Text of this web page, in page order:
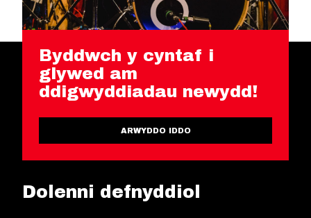
Byddwch y cyntaf i
glywed am
ddigwyddiadau newydd!
ARWYDDO IDDO
Dolenni defnyddiol